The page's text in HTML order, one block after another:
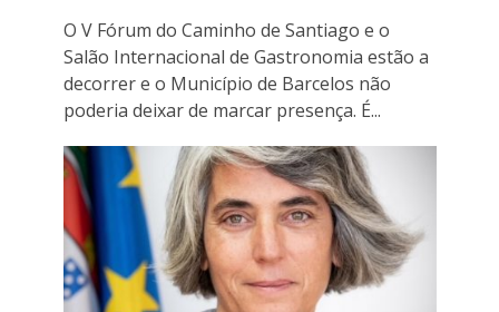
O V Fórum do Caminho de Santiago e o
Salão Internacional de Gastronomia estão a
decorrer e o Município de Barcelos não
poderia deixar de marcar presença. É...